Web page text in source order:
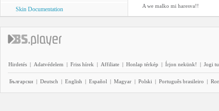
Skin Documentation A we malko mi haresva!!
Hirdetés | Adatvédelem | Friss hírek | Affiliate | Honlap térkép | Írjon nekünk! | Jogi
Български | Deutsch | English | Español | Magyar | Polski | Português brasileiro |